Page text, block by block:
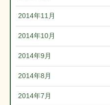
2014年11月
2014年10月
2014年9月
2014年8月
2014年7月